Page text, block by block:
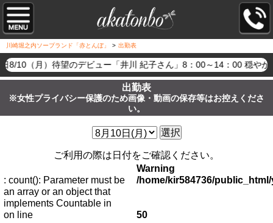
川崎堀之内ソープランド「赤とんぼ」 > 出勤表
8/10（月）待望のデビュー「井川 紀子さん」8：00～14：00 穏や
出勤表
※女性プライバシー保護のため画像・動画の保存等はお控えくださ
い。
選択
ご利用の際は日付をご確認ください。
Warning
: count(): Parameter must be
an array or an object that
implements Countable in
/home/kir584736/
on line 50